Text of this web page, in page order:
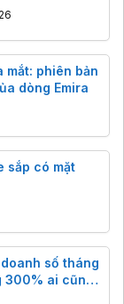
mắt: phiên bản
dòng Emira
sắp có mặt
số tháng
300% ai cũng